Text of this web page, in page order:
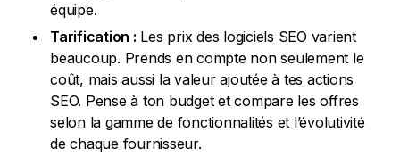
équipe.
Tarification : Les prix des logiciels SEO varient
beaucoup. Prends en compte non seulement le
coût, mais aussi la valeur ajoutée à tes actions
SEO. Pense à ton budget et compare les offres
selon la gamme de fonctionnalités et l’évolutivité
de chaque fournisseur.